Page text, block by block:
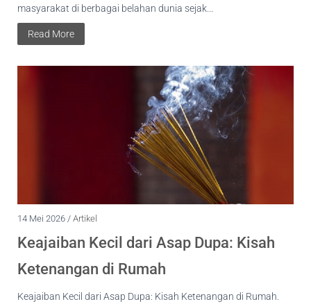
masyarakat di berbagai belahan dunia sejak...
Read More
14 Mei 2026 / Artikel
Keajaiban Kecil dari Asap Dupa: Kisah
Ketenangan di Rumah
Keajaiban Kecil dari Asap Dupa: Kisah Ketenangan di Rumah.